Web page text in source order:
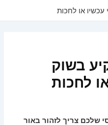
או לחכות
בשוק
לחכות
שלכם צריך לזהור באור